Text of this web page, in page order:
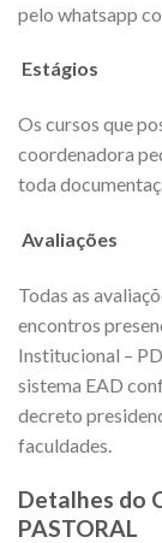
pelo whatsapp
Estágios
Os cursos que
coordenadora
toda
Avaliações
Todas as
encontros
Institucional –
sistema EAD
decreto
faculdades.
Detalhes do
PASTORAL